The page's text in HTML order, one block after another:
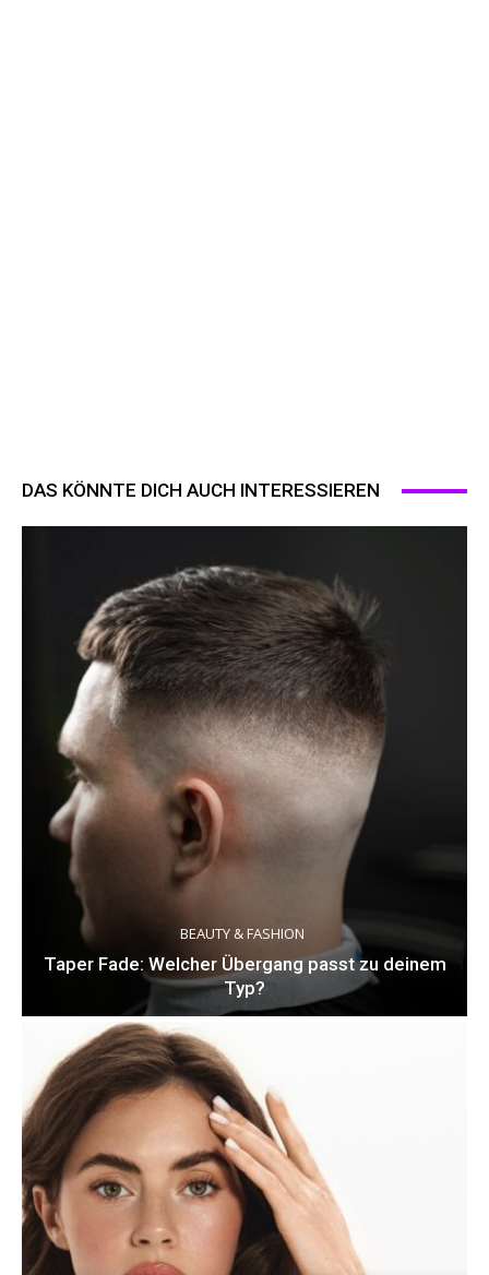
DAS KÖNNTE DICH AUCH INTERESSIEREN
BEAUTY & FASHION
Taper Fade: Welcher Übergang passt zu deinem
Typ?